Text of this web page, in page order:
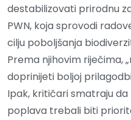
destabilizovati prirodnu
PWN, koja sprovodi
cilju poboljšanja
Prema njihovim riječima,
doprinijeti boljoj
Ipak, kritičari smatraju
poplava trebali biti